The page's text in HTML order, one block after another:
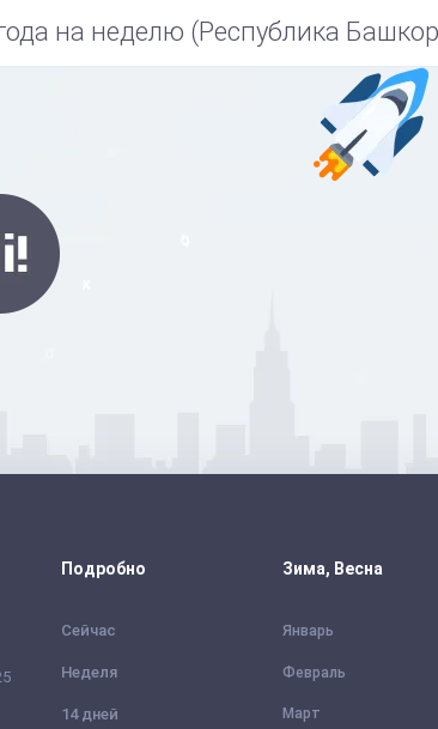
на неделю (Республика
Подробно
Сейчас
Неделя
14 дней
Зима, Весна
Январь
Февраль
Март